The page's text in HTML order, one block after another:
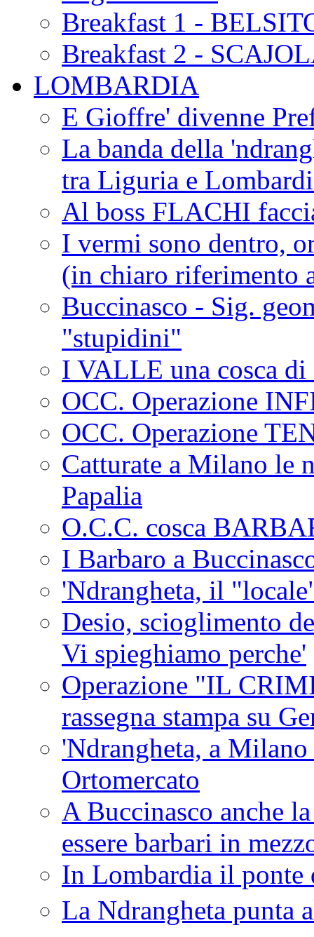
Breakfast 1 -
Breakfast 2 -
LOMBARDIA
E Gioffre' divenne
La banda della
tra Liguria e
Al boss FLACHI
I vermi sono dentro,
(in chiaro riferimento
Buccinasco - Sig.
"stupidini"
I VALLE una cosca
OCC. Operazione
OCC. Operazione
Catturate a Milano le
Papalia
O.C.C. cosca
I Barbaro a
'Ndrangheta, il
Desio, scioglimento
Vi spieghiamo perche'
Operazione "IL
rassegna stampa su
'Ndrangheta, a Milano
Ortomercato
A Buccinasco anche
essere barbari in
In Lombardia il ponte
La Ndrangheta